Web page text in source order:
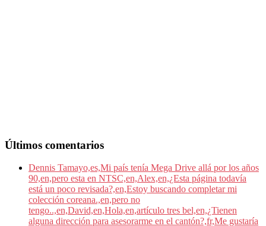
Últimos comentarios
Dennis Tamayo,es,Mi país tenía Mega Drive allá por los años
90,en,pero esta en NTSC,en,Alex,en,¿Esta página todavía
está un poco revisada?,en,Estoy buscando completar mi
colección coreana.,en,pero no
tengo..,en,David,en,Hola,en,artículo tres bel,en,¿Tienen
alguna dirección para asesorarme en el cantón?,fr,Me gustaría